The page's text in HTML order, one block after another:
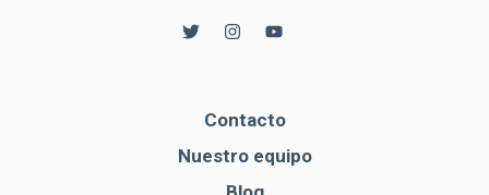
Contacto
Nuestro equipo